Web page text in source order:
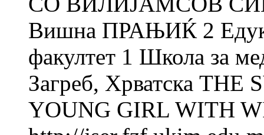
Вишна ПРАЊИЌ 2
факултет 1 Школа за
Загреб, Хрватска
YOUNG GIRL WITH